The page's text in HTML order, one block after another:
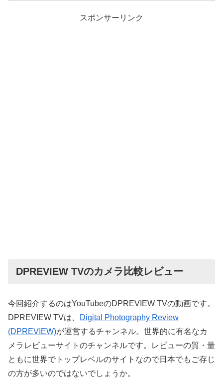
スポンサーリンク
DPREVIEW TVのカメラ比較レビュー
今回紹介するのはYouTubeのDPREVIEW TVの動画です。
DPREVIEW TVは、
Digital Photography Review
(DPREVIEW)が運営するチャンネル。世界的に有名なカ
メラレビューサイトのチャンネルです。レビューの質・量
ともに世界でトップレベルのサイトなので日本でもご存じ
の方が多いのではないでしょうか。